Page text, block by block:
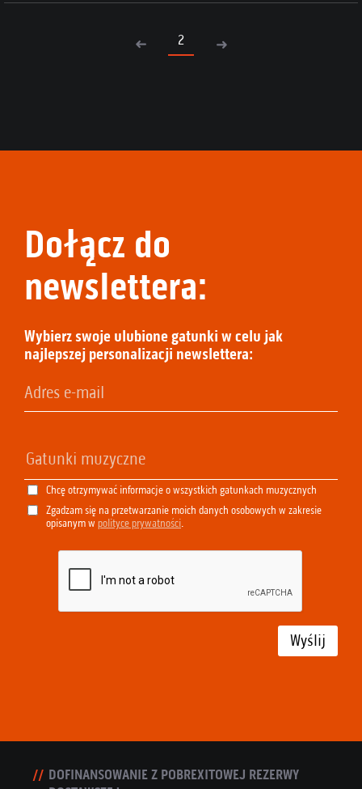
2
Dołącz do
newslettera:
Wybierz swoje ulubione gatunki w celu jak
najlepszej personalizacji newslettera:
Chcę otrzymywać informacje o wszystkich gatunkach muzycznych
Zgadzam się na przetwarzanie moich danych osobowych w zakresie
opisanym w polityce prywatności.
Wyślij
DOFINANSOWANIE Z POBREXITOWEJ REZERWY